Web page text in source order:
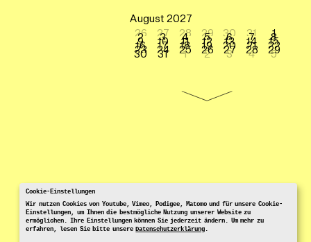
Cookie-Einstellungen
Wir nutzen Cookies von Youtube, Vimeo, Podigee, Matomo und für unsere Cookie-
Einstellungen, um Ihnen die bestmögliche Nutzung unserer Website zu
ermöglichen. Ihre Einstellungen können Sie jederzeit ändern. Um mehr zu
erfahren, lesen Sie bitte unsereDatenschutzerklärung.
August 2027
26
27 28 29 30 31 1
2 3 4 5 6 7 8
9 10 11 12 13 14 15
16 17 18 19 20 21 22
23 24 25 26 27 28 29
30 31 1 2 3 4 5